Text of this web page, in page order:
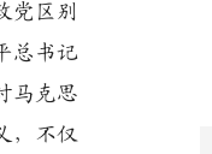
党区别
总书记
马克思
，不仅